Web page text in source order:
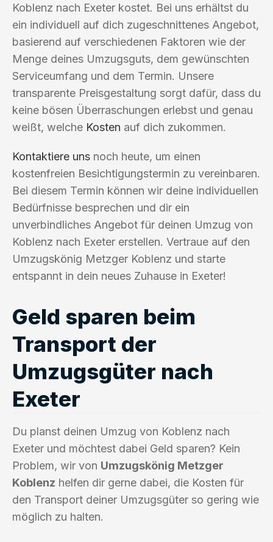
Koblenz nach Exeter kostet. Bei uns erhältst du
ein individuell auf dich zugeschnittenes Angebot,
basierend auf verschiedenen Faktoren wie der
Menge deines Umzugsguts, dem gewünschten
Serviceumfang und dem Termin. Unsere
transparente Preisgestaltung sorgt dafür, dass du
keine bösen Überraschungen erlebst und genau
weißt, welche Kosten auf dich zukommen.
Kontaktiere uns noch heute, um einen
kostenfreien Besichtigungstermin zu vereinbaren.
Bei diesem Termin können wir deine individuellen
Bedürfnisse besprechen und dir ein
unverbindliches Angebot für deinen Umzug von
Koblenz nach Exeter erstellen. Vertraue auf den
Umzugskönig Metzger Koblenz und starte
entspannt in dein neues Zuhause in Exeter!
Geld sparen beim
Transport der
Umzugsgüter nach
Exeter
Du planst deinen Umzug von Koblenz nach
Exeter und möchtest dabei Geld sparen? Kein
Problem, wir von Umzugskönig Metzger
Koblenz helfen dir gerne dabei, die Kosten für
den Transport deiner Umzugsgüter so gering wie
möglich zu halten.